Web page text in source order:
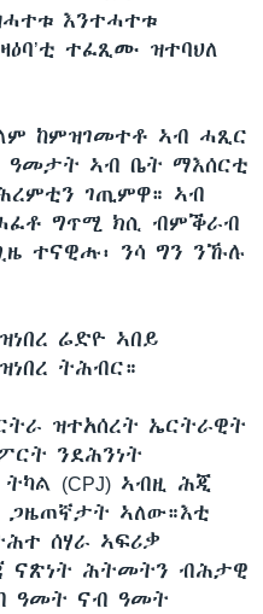
እንተሓተቱ
ተፈጺሙ ዝተባህለ
ከምዝገመተቶ ኣብ ሓጺር
ዓመታት ኣብ ቤት ማእሰርቲ
ገጢምዋ። ኣብ
ግጥሚ ክሲ ብምቕራብ
ተናዊሑ፡ ንሳ ግን ንኹሉ
ሬድዮ ኣበይ
ትሕብር።
ዝተአሰረት ኤርትራዊት
ንደሕንነት
(CPJ) ኣብዚ ሕጂ
ጋዜጠኛታት ኣለው።እቲ
ሰሃራ ኣፍሪቃ
ናጽነት ሕትመትን ብሕታዊ
ዓመት ናብ ዓመት